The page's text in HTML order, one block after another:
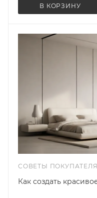
В КОРЗИНУ
СОВЕТЫ
Как создать